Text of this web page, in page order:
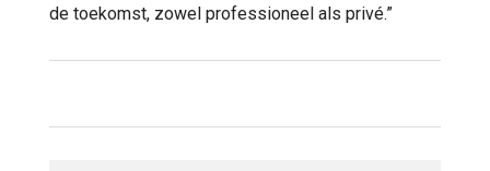
de toekomst, zowel professioneel als privé.”